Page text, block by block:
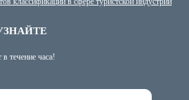
течение часа!